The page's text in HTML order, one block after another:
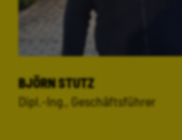
BJÖRN STUTZ
Dipl.-Ing., Geschäftsführer